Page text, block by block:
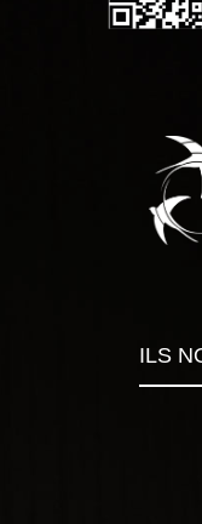
ILS